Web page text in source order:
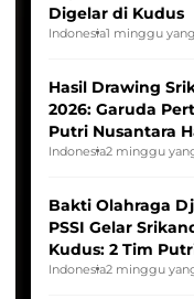
Digelar di Kudus
Indonesia1 minggu
Hasil Drawing
2026: Garuda
Putri Nusantara
Indonesia2 minggu
Bakti Olahraga
PSSI Gelar
Kudus: 2 Tim
Tim Asia
Indonesia2 minggu